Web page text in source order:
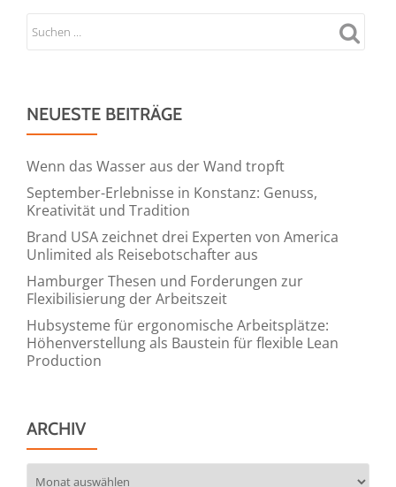
NEUESTE BEITRÄGE
Wenn das Wasser aus der Wand tropft
September-Erlebnisse in Konstanz: Genuss,
Kreativität und Tradition
Brand USA zeichnet drei Experten von America
Unlimited als Reisebotschafter aus
Hamburger Thesen und Forderungen zur
Flexibilisierung der Arbeitszeit
Hubsysteme für ergonomische Arbeitsplätze:
Höhenverstellung als Baustein für flexible Lean
Production
ARCHIV